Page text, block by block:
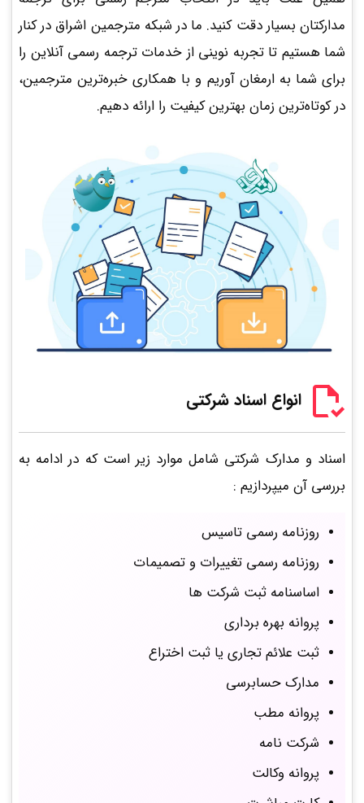
مدارکتان بسیار دقت کنید. ما در شبکه مترجمین اشراق در کنار
شما هستیم تا تجربه نوینی از خدمات ترجمه رسمی آنلاین را
برای شما به ارمغان آوریم و با همکاری خبره‌ترین مترجمین،
در کوتاه‌ترین زمان بهترین کیفیت را ارائه دهیم.
انواع اسناد شرکتی
اسناد و مدارک شرکتی شامل موارد زیر است که در ادامه به
بررسی آن میپردازیم :
روزنامه رسمی تاسیس
روزنامه رسمی تغییرات و تصمیمات
اساسنامه ثبت شرکت ها
پروانه بهره برداری
ثبت علائم تجاری یا ثبت اختراع
مدارک حسابرسی
پروانه مطب
شرکت نامه
پروانه وکالت